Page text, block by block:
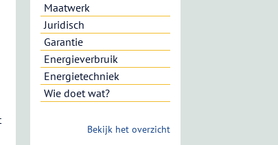
Maatwerk
Juridisch
Garantie
Energieverbruik
Energietechniek
Wie doet wat?
Bekijk het overzicht